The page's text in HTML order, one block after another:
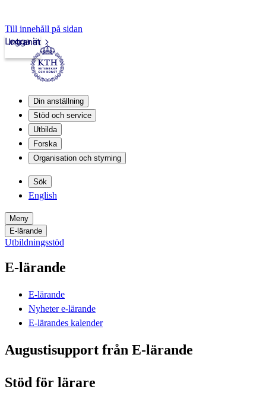
Till innehåll på sidan
Intranät
Logga in
Din anställning
Stöd och service
Utbilda
Forska
Organisation och styrning
Sök
English
Meny
E-lärande
Utbildningsstöd
E-lärande
E-lärande
Nyheter e-lärande
E-lärandes kalender
Augustisupport från E-lärande
Stöd för lärare